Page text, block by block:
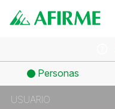
Personas